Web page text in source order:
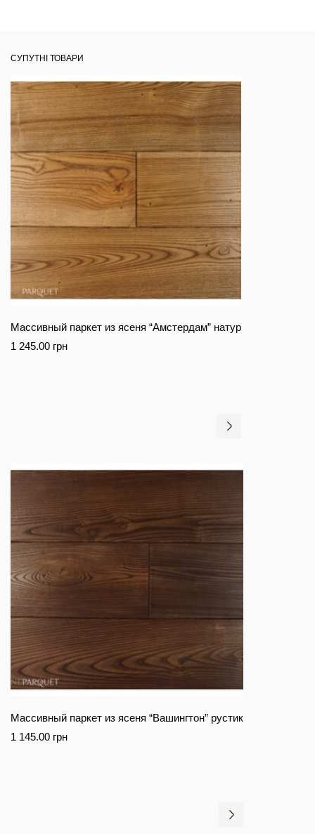
СУПУТНІ ТОВАРИ
Массивный паркет из ясеня “Амстердам” натур
1 245.00 грн
Массивный паркет из ясеня “Вашингтон” рустик
1 145.00 грн